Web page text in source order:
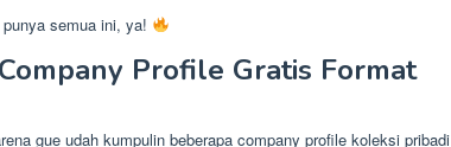
semua ini, ya!
Profile Gratis Format
gue udah kumpulin beberapa company profile koleksi pribadi